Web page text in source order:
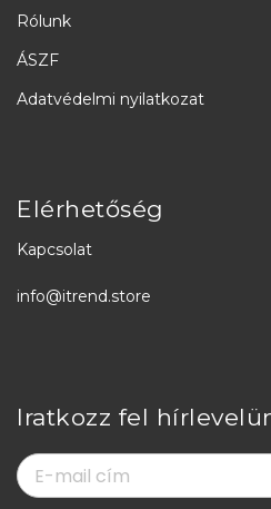
Rólunk
ÁSZF
Adatvédelmi nyilatkozat
Elérhetőség
Kapcsolat
info@itrend.store
Iratkozz fel